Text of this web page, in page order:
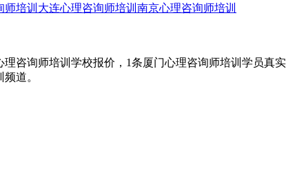
师培训 大连心理咨询师培训 南京心理咨询师培训
咨询师培训学校报价，1条厦门心理咨询师培训学员真
道。